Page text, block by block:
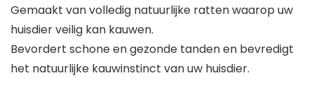
Gemaakt van volledig natuurlijke ratten waarop uw
huisdier veilig kan kauwen.
Bevordert schone en gezonde tanden en bevredigt
het natuurlijke kauwinstinct van uw huisdier.